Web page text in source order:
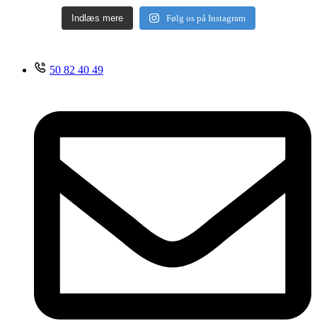
Indlæs mere Følg os på Instagram
50 82 40 49